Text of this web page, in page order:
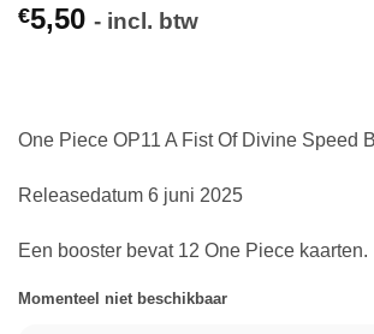
€5,50 - incl. btw
One Piece OP11 A Fist Of Divine Speed
Releasedatum 6 juni 2025
Een booster bevat 12 One Piece kaarten.
Momenteel niet beschikbaar